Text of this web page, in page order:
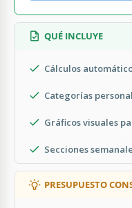
QUÉ INCLUYE
Cálculos
Categorías
Gráficos visuales
Secciones
PRESUPUESTO